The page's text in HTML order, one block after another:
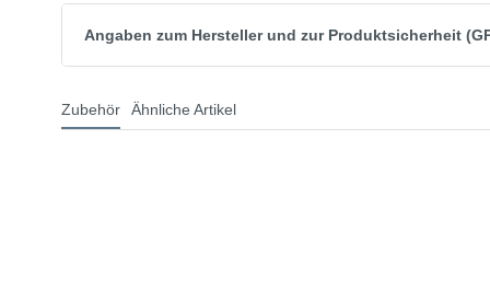
Angaben zum Hersteller und zur Produktsicherheit
Zubehör Ähnliche Artikel